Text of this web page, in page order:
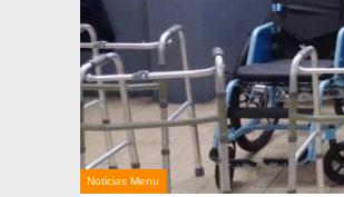
Noticias Menu